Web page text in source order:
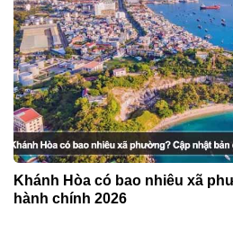
Khánh Hòa có bao nhiêu xã
hành chính 2026